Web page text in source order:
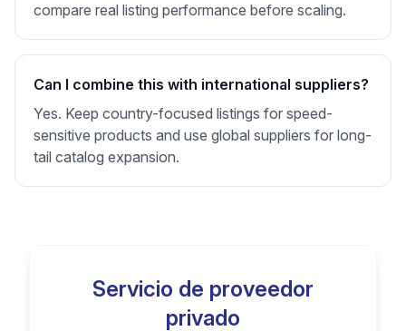
compare real listing performance before scaling.
Can I combine this with international suppliers?
Yes. Keep country-focused listings for speed-
sensitive products and use global suppliers for long-
tail catalog expansion.
Servicio de proveedor
privado